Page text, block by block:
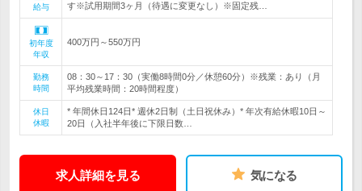
給与
す※試用期間3ヶ月（待遇に変更なし）※固定残…
初年度
年収
400万円～550万円
勤務
時間
08：30～17：30（実働8時間0分／休憩60分）※残業：あり（月
平均残業時間：20時間程度）
休日
休暇
* 年間休日124日* 週休2日制（土日祝休み）* 年次有給休暇10日～
20日（入社半年後に下限日数…
求人詳細を見る 気になる